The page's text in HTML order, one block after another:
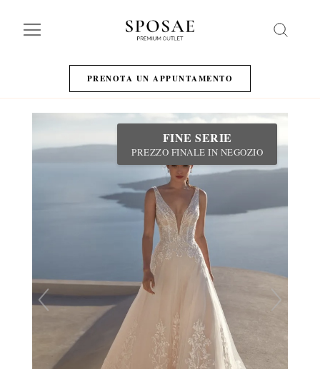
PRENOTA UN APPUNTAMENTO
FINE SERIE
PREZZO FINALE IN NEGOZIO